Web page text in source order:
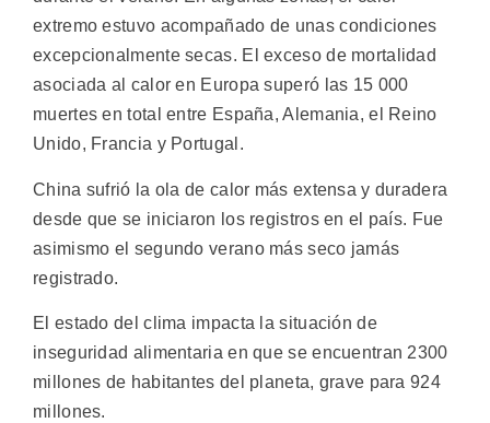
extremo estuvo acompañado de unas condiciones
excepcionalmente secas. El exceso de mortalidad
asociada al calor en Europa superó las 15 000
muertes en total entre España, Alemania, el Reino
Unido, Francia y Portugal.
China sufrió la ola de calor más extensa y duradera
desde que se iniciaron los registros en el país. Fue
asimismo el segundo verano más seco jamás
registrado.
El estado del clima impacta la situación de
inseguridad alimentaria en que se encuentran 2300
millones de habitantes del planeta, grave para 924
millones.